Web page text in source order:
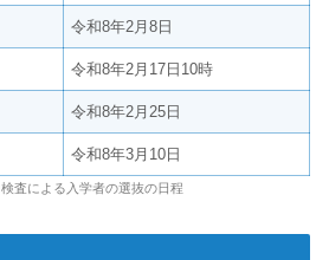
令和8年2月8日
令和8年2月17日10時
令和8年2月25日
令和8年3月10日
による入学者の選抜の日程